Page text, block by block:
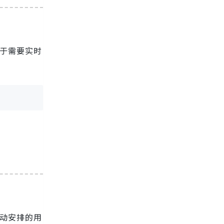
需要实时
安排的用